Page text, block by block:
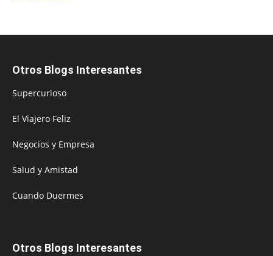
Otros Blogs Interesantes
Supercurioso
El Viajero Feliz
Negocios y Empresa
Salud y Amistad
Cuando Duermes
Otros Blogs Interesantes